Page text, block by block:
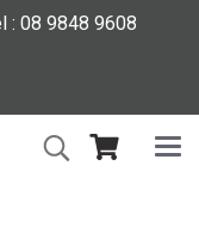
08 9848 9608